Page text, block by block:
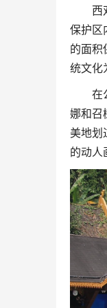
西
保护区
的面积
统文化
在
娜和召
美地划
的动人